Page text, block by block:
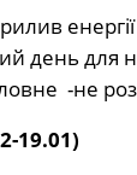
день для
-не
19.01)